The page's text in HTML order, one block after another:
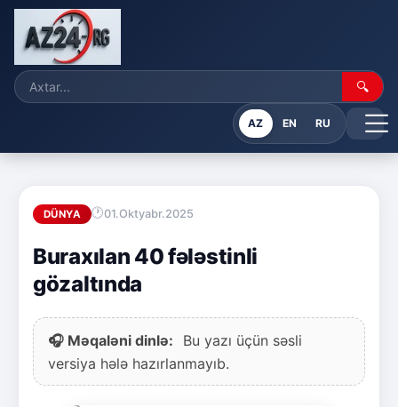
🔍
AZ EN RU
DÜNYA 01.Oktyabr.2025
Buraxılan 40 fələstinli
gözaltında
🎧 Məqaləni dinlə:
Bu yazı üçün səsli
versiya hələ hazırlanmayıb.